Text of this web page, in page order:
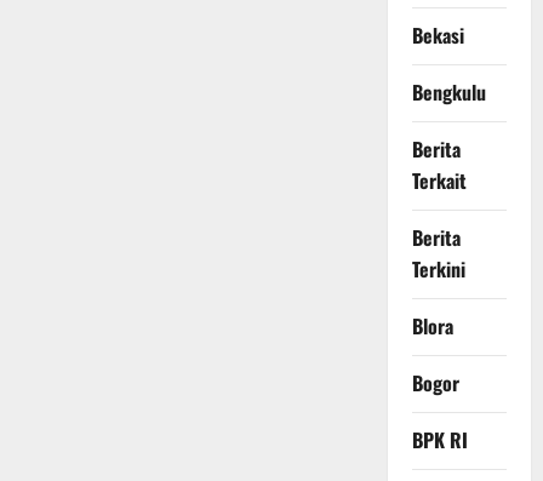
Bekasi
Bengkulu
Berita
Terkait
Berita
Terkini
Blora
Bogor
BPK RI